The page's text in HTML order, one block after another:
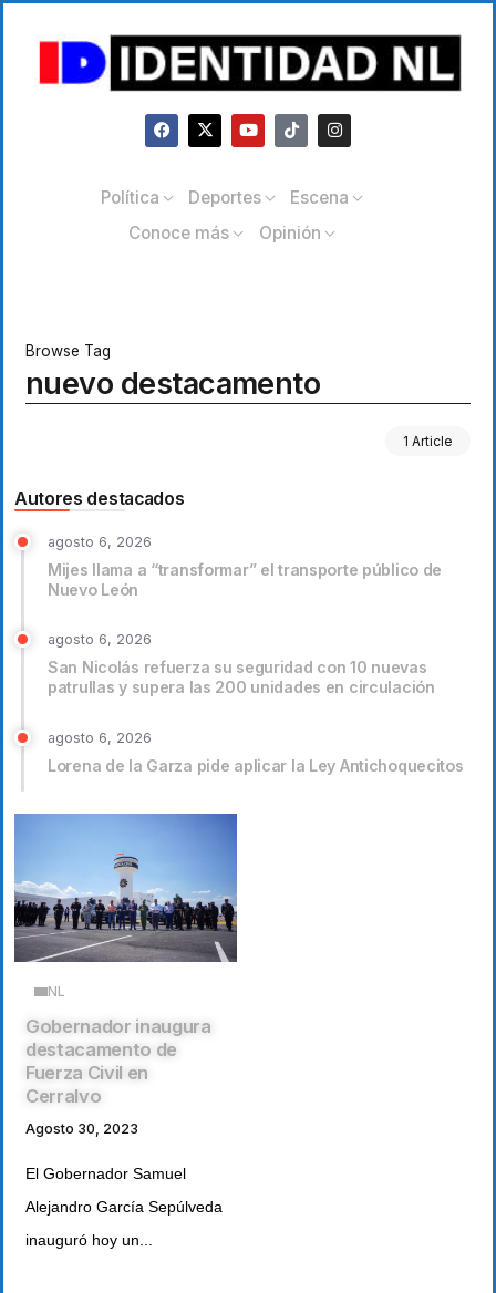
Política Deportes
Escena
Conoce más
Opinión
Browse Tag
nuevo destacamento
1 Article
Autores destacados
agosto 6, 2026
Mijes llama a “transformar” el transporte público de
Nuevo León
agosto 6, 2026
San Nicolás refuerza su seguridad con 10 nuevas
patrullas y supera las 200 unidades en circulación
agosto 6, 2026
Lorena de la Garza pide aplicar la Ley Antichoquecitos
NL
Gobernador inaugura
destacamento de
Fuerza Civil en
Cerralvo
Agosto 30, 2023
El Gobernador Samuel
Alejandro García Sepúlveda
inauguró hoy un...